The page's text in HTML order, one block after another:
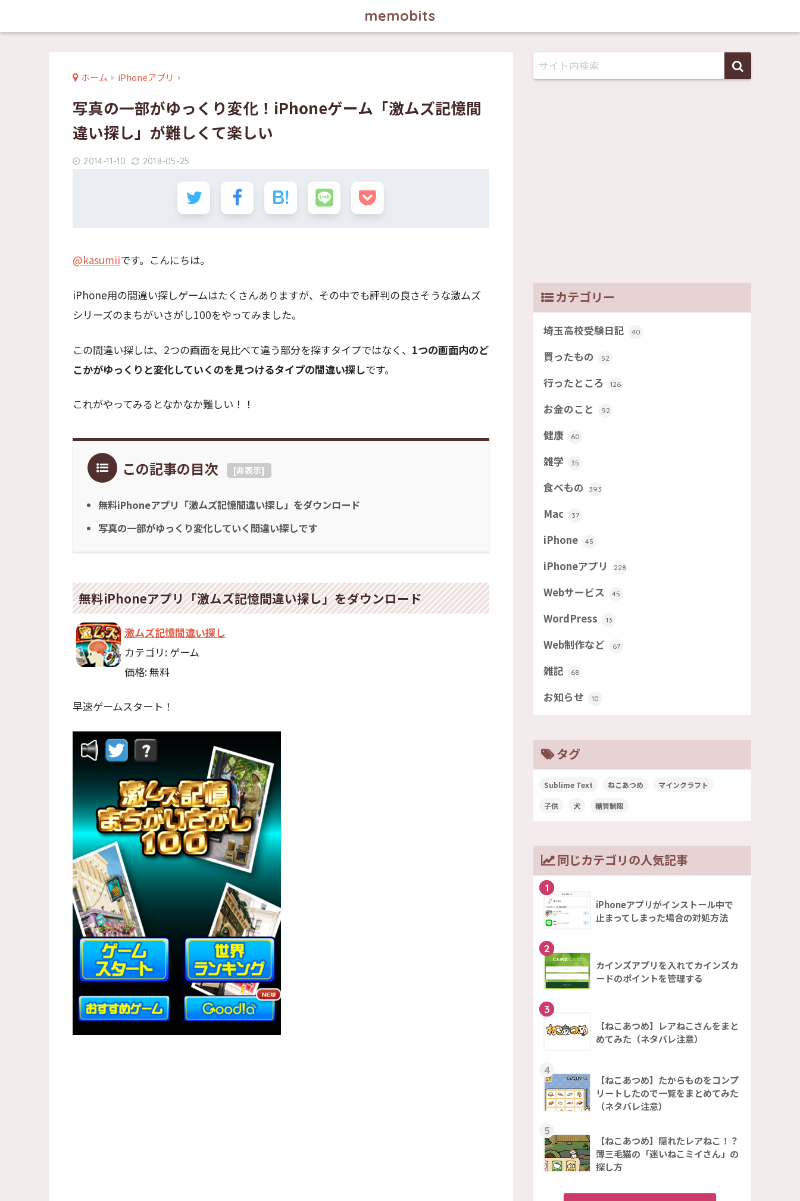
memobits
ホーム iPhoneアプリ
写真の一部がゆっくり変化！iPhoneゲーム「激ムズ記憶間
違い探し」が難しくて楽しい
2014-11-10 2018-05-25
@kasumiiです。こんにちは。
iPhone用の間違い探しゲームはたくさんありますが、その中でも評判の良さそうな激ムズ
シリーズのまちがいさがし100をやってみました。
この間違い探しは、2つの画面を見比べて違う部分を探すタイプではなく、 1つの画面内のど
こかがゆっくりと変化していくのを見つけるタイプの間違い探しです。
これがやってみるとなかなか難しい！！
この記事の目次 [非表示]
無料iPhoneアプリ「激ムズ記憶間違い探し」をダウンロード
写真の一部がゆっくり変化していく間違い探しです
無料iPhoneアプリ「激ムズ記憶間違い探し」をダウンロード
激ムズ記憶間違い探し
カテゴリ: ゲーム
価格: 無料
早速ゲームスタート！
カテゴリー
埼玉高校受験日記 40
買ったもの 52
行ったところ 126
お金のこと 92
健康 60
雑学 35
食べもの 393
Mac 37
iPhone 45
iPhoneアプリ 228
Webサービス 45
WordPress 13
Web制作など 67
雑記 68
お知らせ 10
タグ
Sublime Text ねこあつめ マインクラフト
子供 犬 糖質制限
同じカテゴリの人気記事
1
iPhoneアプリがインストール中で
止まってしまった場合の対処方法
2
カインズアプリを入れてカインズカ
ードのポイントを管理する
3
【ねこあつめ】レアねこさんをまと
めてみた（ネタバレ注意）
4
【ねこあつめ】たからものをコンプ
リートしたので一覧をまとめてみた
（ネタバレ注意）
5
【ねこあつめ】隠れたレアねこ！？
薄三毛猫の「迷いねこミイさん」の
探し方